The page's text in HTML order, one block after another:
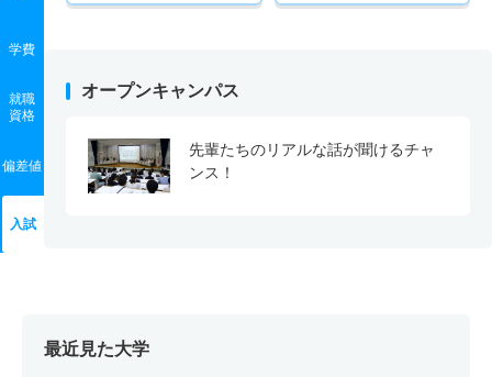
学費
就職
資格
偏差値
入試
オープンキャンパス
先輩たちのリアルな話が聞けるチャ
ンス！
最近見た大学